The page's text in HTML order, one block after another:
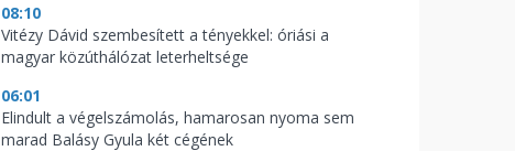
08:10
Vitézy Dávid szembesített a tényekkel: óriási a
magyar közúthálózat leterheltsége
06:01
Elindult a végelszámolás, hamarosan nyoma sem
marad Balásy Gyula két cégének